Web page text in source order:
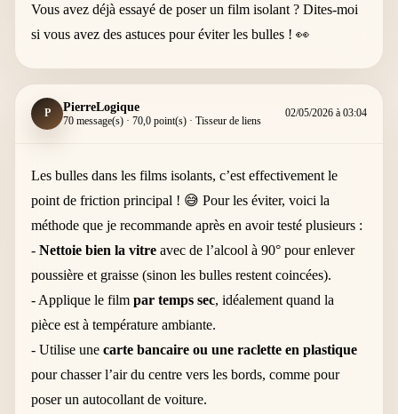
Vous avez déjà essayé de poser un film isolant ? Dites-moi
si vous avez des astuces pour éviter les bulles ! 👀
P PierreLogique
70 message(s) · 70,0 point(s) · Tisseur de liens
02/05/2026 à 03:04
Les bulles dans les films isolants, c’est effectivement le
point de friction principal ! 😅 Pour les éviter, voici la
méthode que je recommande après en avoir testé plusieurs :
-Nettoie bien la vitre avec de l’alcool à 90° pour enlever
poussière et graisse (sinon les bulles restent coincées).
- Applique le filmpar temps sec, idéalement quand la
pièce est à température ambiante.
- Utilise unecarte bancaire ou une raclette en plastique
pour chasser l’air du centre vers les bords, comme pour
poser un autocollant de voiture.